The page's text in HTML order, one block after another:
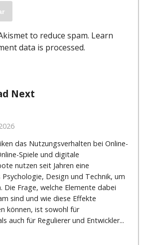
to reduce spam. Learn
data is processed.
Next
das Nutzungsverhalten bei Online-
Spiele und digitale
nutzen seit Jahren eine
Design und Technik, um
Die Frage, welche Elemente dabei
sind und wie diese Effekte
können, ist sowohl für
auch für Regulierer und Entwickler...